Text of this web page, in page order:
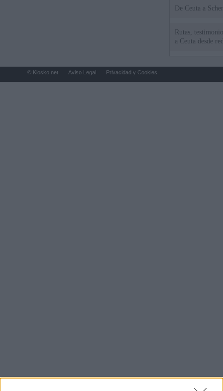
De
Rutas,
a Ceuta desde
© Kiosko.net Aviso Legal Privacidad y Cookies